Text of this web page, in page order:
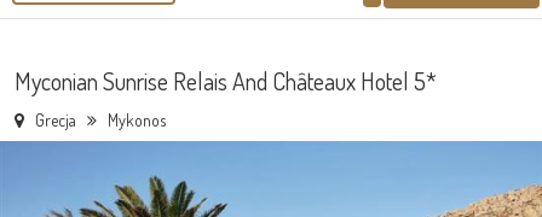
Myconian Sunrise Relais And Châteaux Hotel 5*
Grecja Mykonos